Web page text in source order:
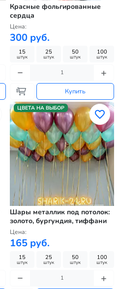
Красные фольгированные
сердца
Цена:
300 руб.
15
штук
25
штук
50
штук
100
штук
Купить
ЦВЕТА НА ВЫБОР
Шары металлик под потолок:
золото, бургундия, тиффани
Цена:
165 руб.
15
штук
25
штук
50
штук
100
штук